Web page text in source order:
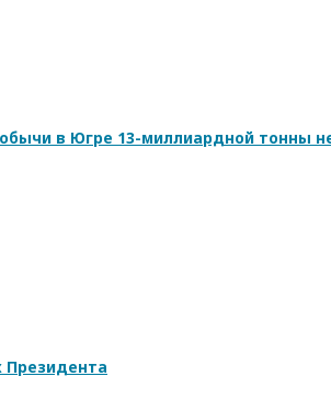
в Югре 13-миллиардной тонны